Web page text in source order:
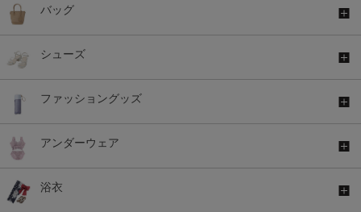
バッグ
シューズ
ファッショングッズ
アンダーウェア
浴衣